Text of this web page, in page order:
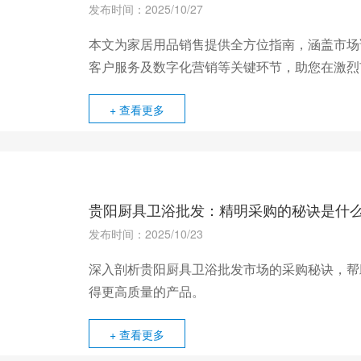
发布时间：2025/10/27
本文为家居用品销售提供全方位指南，涵盖市
客户服务及数字化营销等关键环节，助您在激
+ 查看更多
贵阳厨具卫浴批发：精明采购的秘诀是什
发布时间：2025/10/23
深入剖析贵阳厨具卫浴批发市场的采购秘诀，
得更高质量的产品。
+ 查看更多